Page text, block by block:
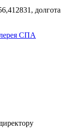
долгота
СПА